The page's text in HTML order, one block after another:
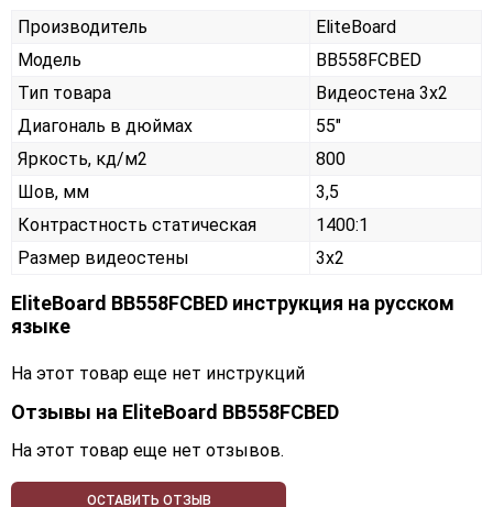
Производитель
EliteBoard
Модель
BB558FCBED
Тип товара
Видеостена 3х2
Диагональ в дюймах
55"
Яркость, кд/м2
800
Шов, мм
3,5
Контрастность статическая
1400:1
Размер видеостены
3x2
EliteBoard BB558FCBED инструкция на русском
языке
На этот товар еще нет инструкций
Отзывы на EliteBoard BB558FCBED
На этот товар еще нет отзывов.
ОСТАВИТЬ ОТЗЫВ